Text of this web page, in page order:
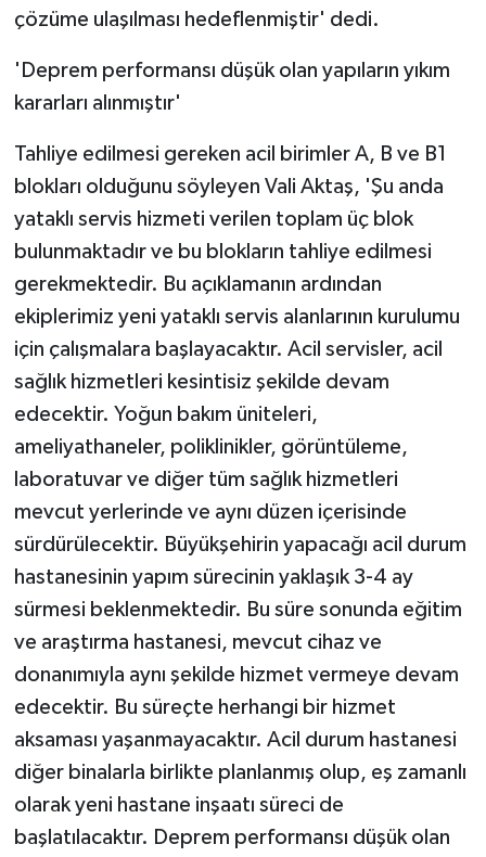
çözüme ulaşılması hedeflenmiştir' dedi.
'Deprem performansı düşük olan yapıların yıkım
kararları alınmıştır'
Tahliye edilmesi gereken acil birimler A, B ve B1
blokları olduğunu söyleyen Vali Aktaş, 'Şu anda
yataklı servis hizmeti verilen toplam üç blok
bulunmaktadır ve bu blokların tahliye edilmesi
gerekmektedir. Bu açıklamanın ardından
ekiplerimiz yeni yataklı servis alanlarının kurulumu
için çalışmalara başlayacaktır. Acil servisler, acil
sağlık hizmetleri kesintisiz şekilde devam
edecektir. Yoğun bakım üniteleri,
ameliyathaneler, poliklinikler, görüntüleme,
laboratuvar ve diğer tüm sağlık hizmetleri
mevcut yerlerinde ve aynı düzen içerisinde
sürdürülecektir. Büyükşehirin yapacağı acil durum
hastanesinin yapım sürecinin yaklaşık 3-4 ay
sürmesi beklenmektedir. Bu süre sonunda eğitim
ve araştırma hastanesi, mevcut cihaz ve
donanımıyla aynı şekilde hizmet vermeye devam
edecektir. Bu süreçte herhangi bir hizmet
aksaması yaşanmayacaktır. Acil durum hastanesi
diğer binalarla birlikte planlanmış olup, eş zamanlı
olarak yeni hastane inşaatı süreci de
başlatılacaktır. Deprem performansı düşük olan